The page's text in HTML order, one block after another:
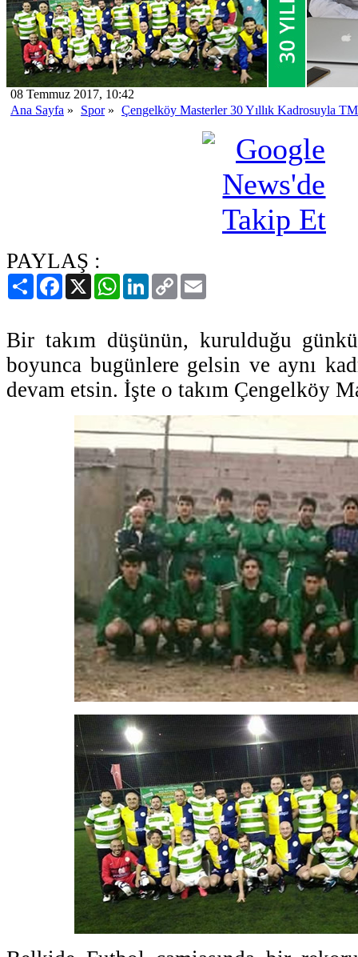
08 Temmuz 2017, 10:42
Ana Sayfa » Spor» Çengelköy Masterler 30 Yıllık Kadrosuyla
PAYLAŞ :
PaylaşFacebook
X WhatsAppLinkedIn
Copy
Link
Bir takım düşünün, kurulduğu
boyunca bugünlere gelsin ve aynı
devam etsin. İşte o takım Çengelköy